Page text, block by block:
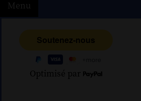
Menu
Optimisé par